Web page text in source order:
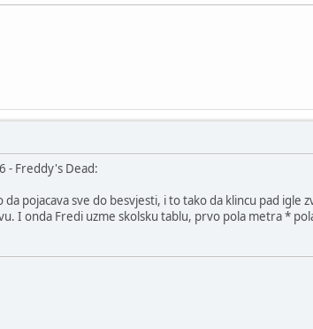
- Freddy's Dead:
pojacava sve do besvjesti, i to tako da klincu pad igle
I onda Fredi uzme skolsku tablu, prvo pola metra *